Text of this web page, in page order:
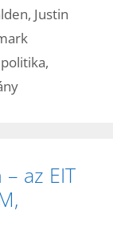
, Justin
politika,
az EIT